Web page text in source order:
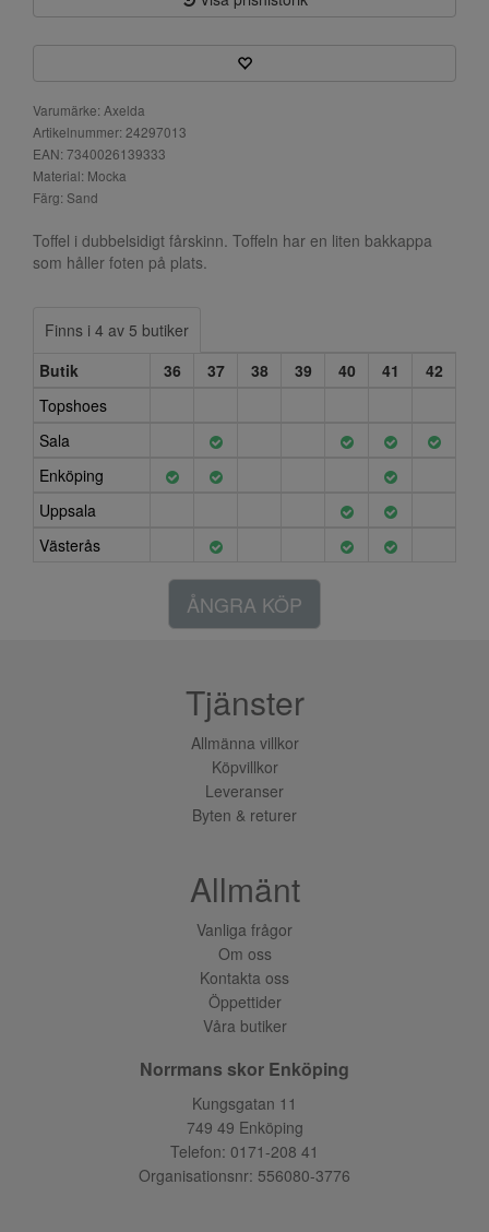
Varumärke: Axelda
Artikelnummer: 24297013
EAN: 7340026139333
Material: Mocka
Färg: Sand
Toffel i dubbelsidigt fårskinn. Toffeln har en liten bakkappa
som håller foten på plats.
Finns i 4 av 5 butiker
Butik
36 37 38 39 40 41
42
Topshoes
Sala
Enköping
Uppsala
Västerås
ÅNGRA KÖP
Tjänster
Allmänna villkor
Köpvillkor
Leveranser
Byten & returer
Allmänt
Vanliga frågor
Om oss
Kontakta oss
Öppettider
Våra butiker
Norrmans skor Enköping
Kungsgatan 11
749 49 Enköping
Telefon: 0171-208 41
Organisationsnr: 556080-3776